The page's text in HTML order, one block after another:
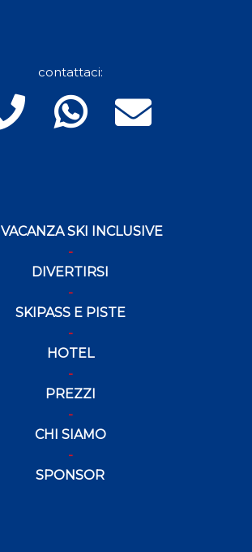
contattaci:
VACANZA SKI INCLUSIVE
DIVERTIRSI
SKIPASS E PISTE
HOTEL
PREZZI
CHI SIAMO
SPONSOR